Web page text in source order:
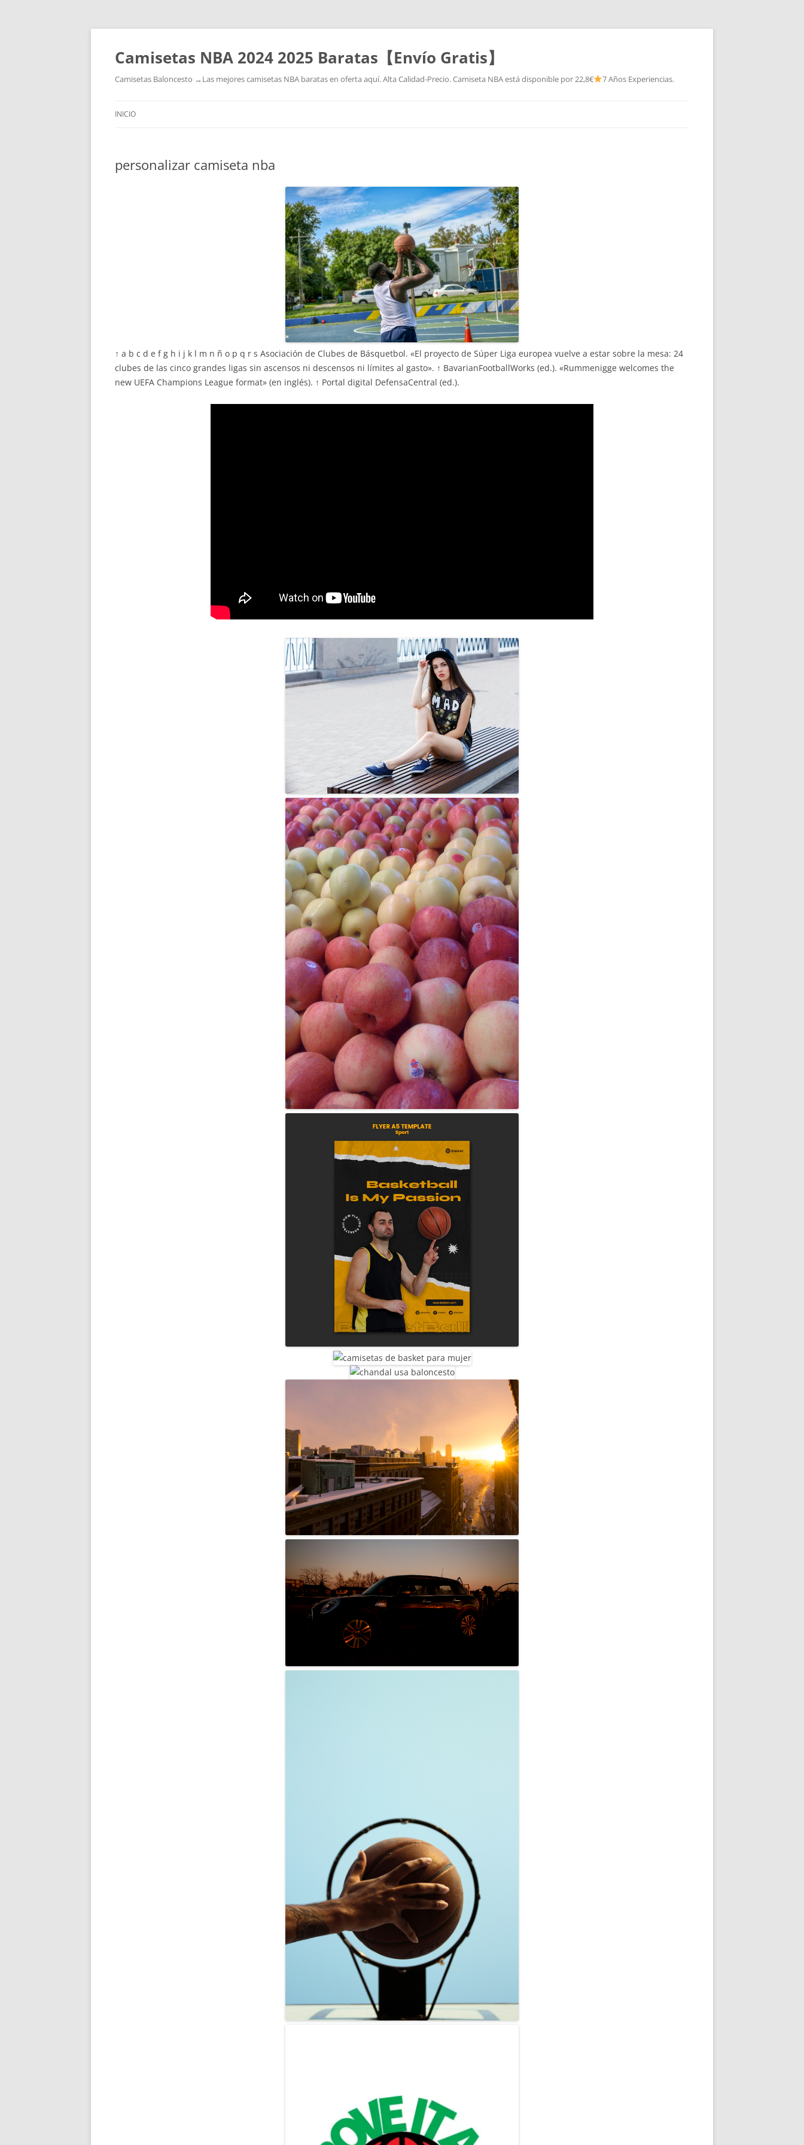
Camisetas NBA 2024 2025 Baratas【Envío Gratis】
Camisetas Baloncesto →Las mejores camisetas NBA baratas en oferta aquí. Alta Calidad-Precio. Camiseta NBA está disponible por 22,8€ 7 Años Experiencias.
INICIO
personalizar camiseta nba
↑ a b c d e f g h i j k l m n ñ o p q r s Asociación de Clubes de Básquetbol. «El proyecto de Súper Liga europea vuelve a estar sobre la mesa: 24
clubes de las cinco grandes ligas sin ascensos ni descensos ni límites al gasto». ↑ BavarianFootballWorks (ed.). «Rummenigge welcomes the
new UEFA Champions League format» (en inglés). ↑ Portal digital DefensaCentral (ed.).